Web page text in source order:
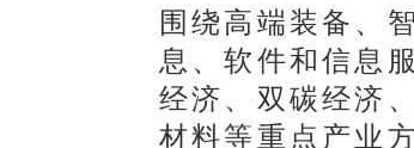
围绕高端装备、
息、软件和信息
经济、双碳经济
材料等重点产业